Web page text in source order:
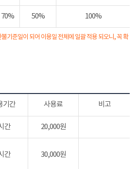
70% 50% 100%
기준일이 되어 이용일 전체에 일괄 적용 되오니, 꼭 확
기간 사용료 비고
간 20,000원
간 30,000원